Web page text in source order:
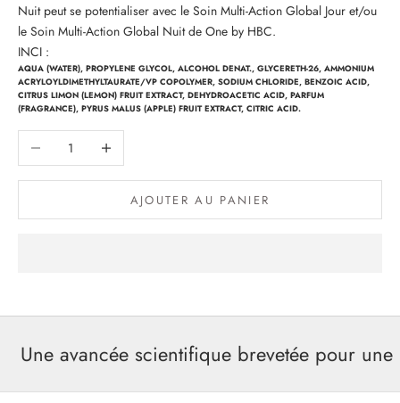
Nuit peut se potentialiser avec le Soin Multi-Action Global Jour et/ou
le Soin Multi-Action Global Nuit de One by HBC.
INCI :
AQUA (WATER), PROPYLENE GLYCOL, ALCOHOL DENAT., GLYCERETH-26, AMMONIUM
ACRYLOYLDIMETHYLTAURATE/VP COPOLYMER, SODIUM CHLORIDE, BENZOIC ACID,
CITRUS LIMON (LEMON) FRUIT EXTRACT, DEHYDROACETIC ACID, PARFUM
(FRAGRANCE), PYRUS MALUS (APPLE) FRUIT EXTRACT, CITRIC ACID.
Diminuer la quantitéAugmenter la quantité
AJOUTER AU PANIER
Une avancée scientifique brevetée pour